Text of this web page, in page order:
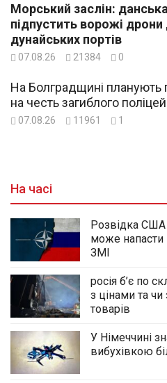
Морський заслін:
підпустить ворожі
дунайських портів
07.08.26 21384 0
На Болградщині
на честь загиблого
07.08.26 11961 1
На часі
Розвідка США
може
ЗМІ
росія б’є по
з цінами та чи
товарів
У Німеччині
вибухівкою